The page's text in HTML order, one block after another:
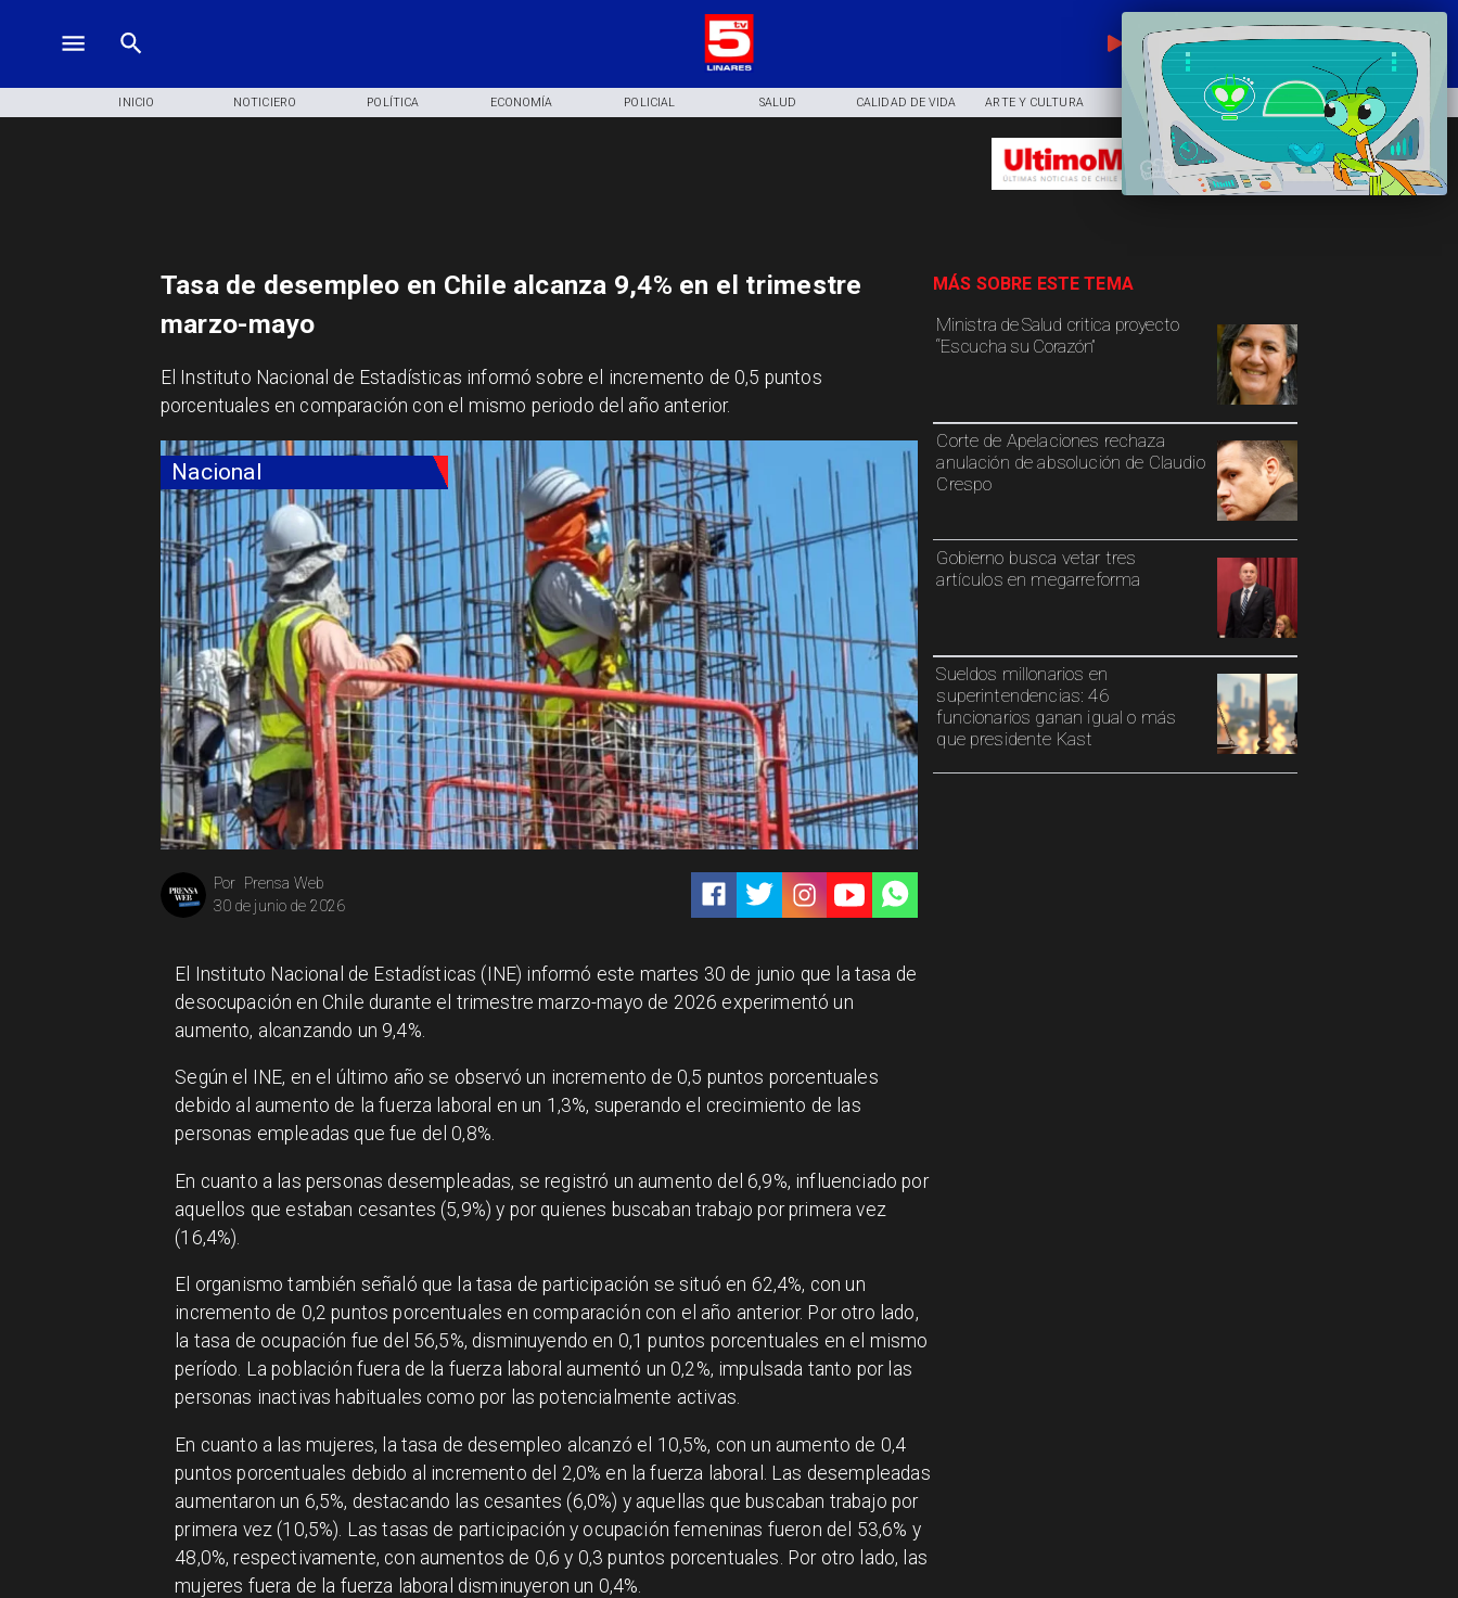
EN VIVO
INICIO NOTICIERO POLÍTICA ECONOMÍA POLICIAL SALUD CALIDAD DE VIDA ARTE Y CULTURA COMUNIDAD DEPORTES
Nacional
Prensa Web
Por
30 de junio de 2026
Ministra de Salud critica proyecto
“Escucha su Corazón”
Corte de Apelaciones rechaza
anulación de absolución de Claudio
Crespo
Gobierno busca vetar tres
artículos en megarreforma
Sueldos millonarios en
superintendencias: 46
funcionarios ganan igual o más
que presidente Kast
MÁS SOBRE ESTE TEMA
Tasa de desempleo en Chile alcanza 9,4% en el trimestre
marzo-mayo
El Instituto Nacional de Estadísticas informó sobre el incremento de 0,5 puntos
porcentuales en comparación con el mismo periodo del año anterior.
El Instituto Nacional de Estadísticas (INE) informó este martes 30 de junio que la tasa de
desocupación en Chile durante el trimestre marzo-mayo de 2026 experimentó un
aumento, alcanzando un 9,4%.
Según el INE, en el último año se observó un incremento de 0,5 puntos porcentuales
debido al aumento de la fuerza laboral en un 1,3%, superando el crecimiento de las
personas empleadas que fue del 0,8%.
En cuanto a las personas desempleadas, se registró un aumento del 6,9%, influenciado por
aquellos que estaban cesantes (5,9%) y por quienes buscaban trabajo por primera vez
(16,4%).
El organismo también señaló que la tasa de participación se situó en 62,4%, con un
incremento de 0,2 puntos porcentuales en comparación con el año anterior. Por otro lado,
la tasa de ocupación fue del 56,5%, disminuyendo en 0,1 puntos porcentuales en el mismo
período. La población fuera de la fuerza laboral aumentó un 0,2%, impulsada tanto por las
personas inactivas habituales como por las potencialmente activas.
En cuanto a las mujeres, la tasa de desempleo alcanzó el 10,5%, con un aumento de 0,4
puntos porcentuales debido al incremento del 2,0% en la fuerza laboral. Las desempleadas
aumentaron un 6,5%, destacando las cesantes (6,0%) y aquellas que buscaban trabajo por
primera vez (10,5%). Las tasas de participación y ocupación femeninas fueron del 53,6% y
48,0%, respectivamente, con aumentos de 0,6 y 0,3 puntos porcentuales. Por otro lado, las
mujeres fuera de la fuerza laboral disminuyeron un 0,4%.